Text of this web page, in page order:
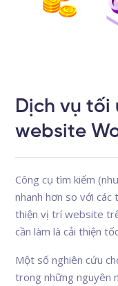
Dịch vụ
website
Công cụ tìm kiếm
nhanh hơn so với các
thiện vị trí website
cần làm là cải thiện
Một số nghiên cứu
trong những nguyên